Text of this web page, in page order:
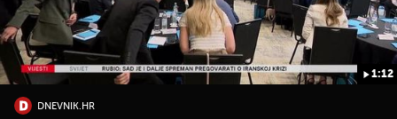
1:12
DNEVNIK.HR
UKLJUČITE NOTIFIKACIJE